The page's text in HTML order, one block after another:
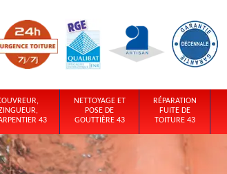
43
NETTOYAGE ET
POSE DE
GOUTTIÈRE 43
RÉPARATION
FUITE DE
TOITURE 43